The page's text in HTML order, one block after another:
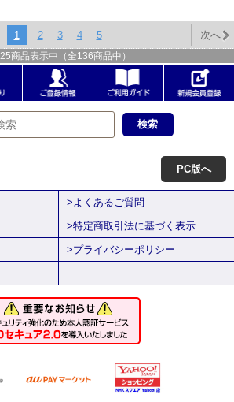
1 2 3 4 5 次へ
25商品表示中（全136商品中）
PC版へ
>よくあるご質問
>特定商取引法に基づく表示
>プライバシーポリシー